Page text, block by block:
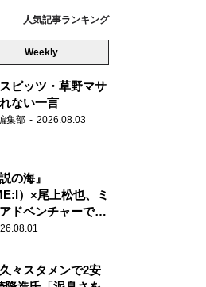
人気記事ランキング
Weekly
ピッツ・草野マサ
ない一言
集部 2026.08.03
の海』
）×尾上松也、ミ
ドベンチャーで美
々スタメンで2安